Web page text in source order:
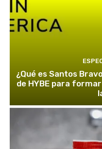
¿Qué es Santos
de HYBE para